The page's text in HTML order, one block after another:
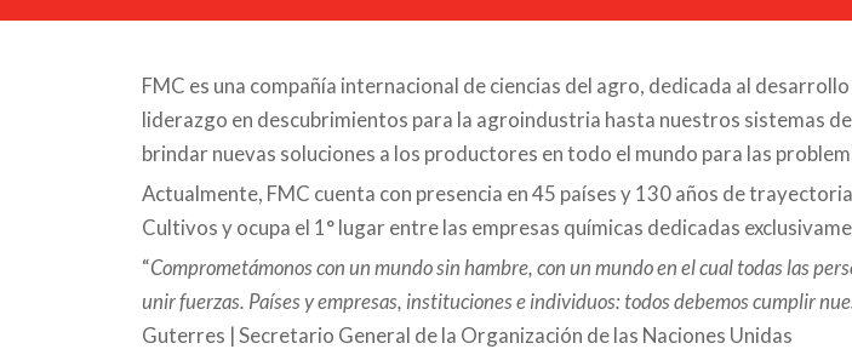
FMC es una compañía internacional de ciencias del agro, dedicada al
liderazgo en descubrimientos para la agroindustria hasta nuestros sistemas
brindar nuevas soluciones a los productores en todo el mundo para las
Actualmente, FMC cuenta con presencia en 45 países y 130 años de
Cultivos y ocupa el 1° lugar entre las empresas químicas dedicadas
“Comprometámonos con un mundo sin hambre, con un mundo en el cual todas las
unir fuerzas. Países y empresas, instituciones e individuos: todos debemos cumplir
Guterres | Secretario General de la Organización de las Naciones Unidas